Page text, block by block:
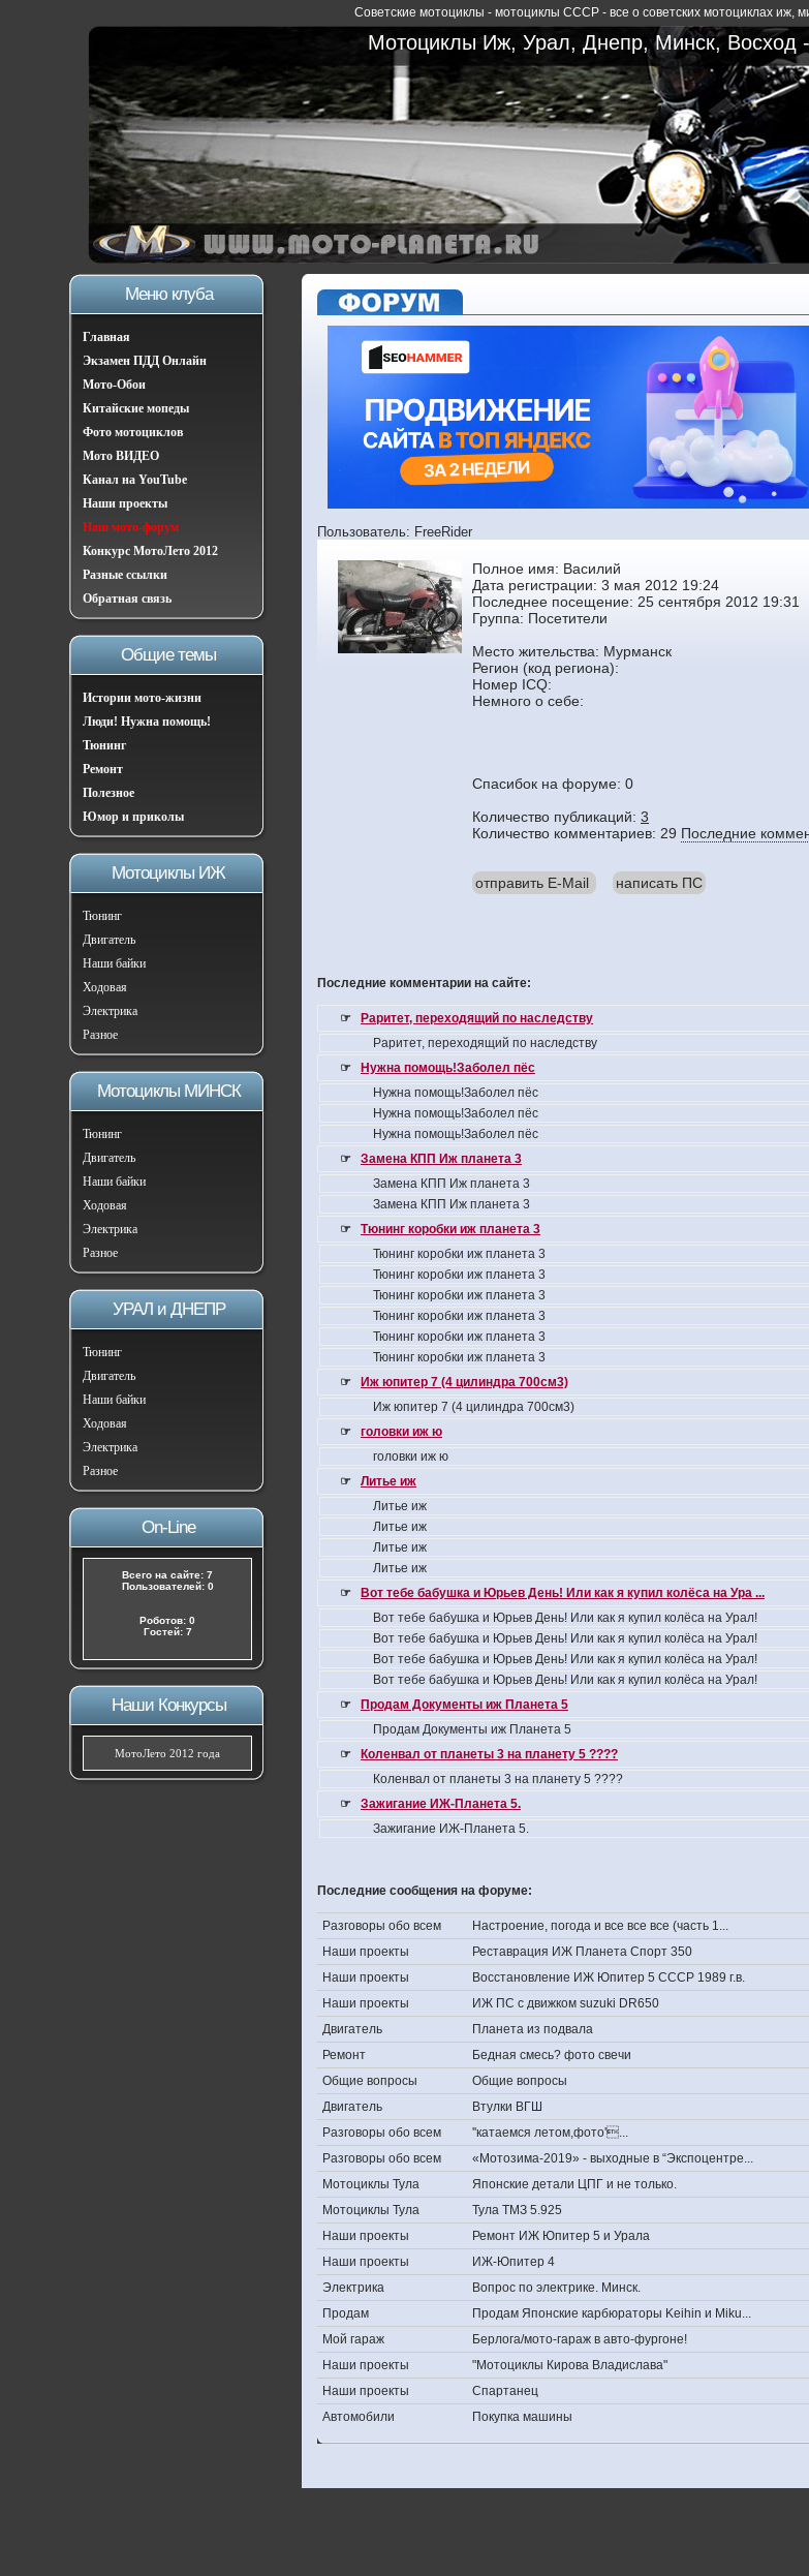
Советские мотоциклы - мотоциклы СССР - все о советских мотоциклах иж,
Мотоциклы Иж, Урал, Днепр, Минск, Восход
Меню клуба
Главная
Экзамен ПДД Онлайн
Мото-Обои
Китайские мопеды
Фото мотоциклов
Мото ВИДЕО
Канал на YouTube
Наши проекты
Наш мото-форум
Конкурс МотоЛето 2012
Разные ссылки
Обратная связь
Общие темы
Истории мото-жизни
Люди! Нужна помощь!
Тюнинг
Ремонт
Полезное
Юмор и приколы
Мотоциклы ИЖ
Тюнинг
Двигатель
Наши байки
Ходовая
Электрика
Разное
Мотоциклы МИНСК
Тюнинг
Двигатель
Наши байки
Ходовая
Электрика
Разное
УРАЛ и ДНЕПР
Тюнинг
Двигатель
Наши байки
Ходовая
Электрика
Разное
On-Line
Всего на сайте: 7
Пользователей: 0
Роботов: 0
Гостей: 7
Наши Конкурсы
МотоЛето 2012 года
Пользователь: FreeRider
Полное имя: Василий
Дата регистрации: 3 мая 2012 19:24
Последнее посещение: 25 сентября 2012 19:31
Группа: Посетители
Место жительства: Мурманск
Регион (код региона):
Номер ICQ:
Немного о себе:
Спасибок на форуме: 0
Количество публикаций: 3
Количество комментариев: 29 Последние
отправить E-Mail написать ПС
Последние комментарии на сайте:
☞
Раритет, переходящий по наследству
Раритет, переходящий по наследству
☞
Нужна помощь!Заболел пёс
Нужна помощь!Заболел пёс
Нужна помощь!Заболел пёс
Нужна помощь!Заболел пёс
☞
Замена КПП Иж планета 3
Замена КПП Иж планета 3
Замена КПП Иж планета 3
☞
Тюнинг коробки иж планета 3
Тюнинг коробки иж планета 3
Тюнинг коробки иж планета 3
Тюнинг коробки иж планета 3
Тюнинг коробки иж планета 3
Тюнинг коробки иж планета 3
Тюнинг коробки иж планета 3
☞
Иж юпитер 7 (4 цилиндра 700см3)
Иж юпитер 7 (4 цилиндра 700см3)
☞
головки иж ю
головки иж ю
☞
Литье иж
Литье иж
Литье иж
Литье иж
Литье иж
☞
Вот тебе бабушка и Юрьев День! Или как я купил колёса на Ура ...
Вот тебе бабушка и Юрьев День! Или как я купил колёса на Урал!
Вот тебе бабушка и Юрьев День! Или как я купил колёса на Урал!
Вот тебе бабушка и Юрьев День! Или как я купил колёса на Урал!
Вот тебе бабушка и Юрьев День! Или как я купил колёса на Урал!
☞
Продам Документы иж Планета 5
Продам Документы иж Планета 5
☞
Коленвал от планеты 3 на планету 5 ????
Коленвал от планеты 3 на планету 5 ????
☞
Зажигание ИЖ-Планета 5.
Зажигание ИЖ-Планета 5.
Последние сообщения на форуме:
Разговоры обо всем Настроение, погода и все все все (часть 1...
Наши проекты Реставрация ИЖ Планета Спорт 350
Наши проекты Восстановление ИЖ Юпитер 5 СССР 1989 г.в.
Наши проекты ИЖ ПС с движком suzuki DR650
Двигатель Планета из подвала
Ремонт Бедная смесь? фото свечи
Общие вопросы Общие вопросы
Двигатель Втулки ВГШ
Разговоры обо всем ''катаемся летом,фото'...
Разговоры обо всем «Мотозима-2019» - выходные в “Экспоцентре...
Мотоциклы Тула Японские детали ЦПГ и не только.
Мотоциклы Тула Тула ТМЗ 5.925
Наши проекты Ремонт ИЖ Юпитер 5 и Урала
Наши проекты ИЖ-Юпитер 4
Электрика Вопрос по электрике. Минск.
Продам Продам Японские карбюраторы Keihin и Miku...
Мой гараж Берлога/мото-гараж в авто-фургоне!
Наши проекты "Мотоциклы Кирова Владислава"
Наши проекты Спартанец
Автомобили Покупка машины